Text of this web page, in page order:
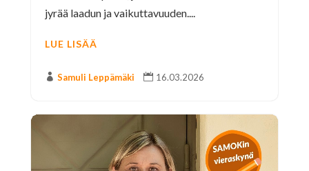
jyrää laadun ja vaikuttavuuden....
LUE LISÄÄ
 Samuli Leppämäki  16.03.2026